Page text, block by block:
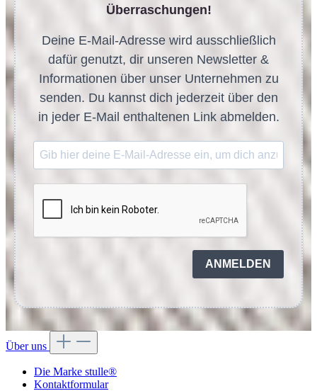
Überraschungen!
Deine E-Mail-Adresse wird ausschließlich
dafür genutzt, dir unseren Newsletter &
Informationen über unser Unternehmen zu
senden. Du kannst dich jederzeit über den
in jeder E-Mail enthaltenen Link abmelden.
ANMELDEN
Über uns
Die Marke stulle®
Kontaktformular